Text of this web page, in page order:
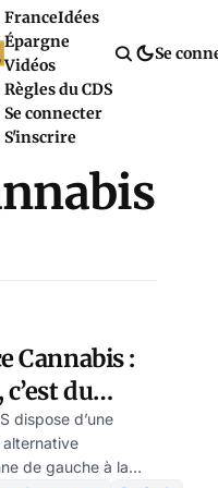
FranceIdées
Épargne
Vidéos
Règles du CDS
Se connecter
S'inscrire
Se
Cannabis :
du
! par
Schwartz
dispose d’une
de gauche à la